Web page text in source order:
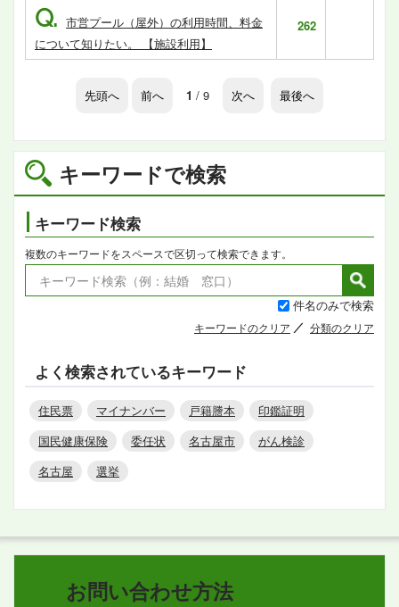
キーワードで検索
キーワード検索
複数のキーワードをスペースで区切って検索できます。
件名のみで検索
キーワードのクリア 分類のクリア
よく検索されているキーワード
住民票 マイナンバー 戸籍謄本
印鑑証明
国民健康保険
委任状 名古屋市
がん検診
名古屋
選挙
Q. 市営プール（屋外）の利用時間、料金
について知りたい。 【施設利用】
262
先頭へ 前へ 1 / 9 次へ 最後へ
お問い合わせ方法